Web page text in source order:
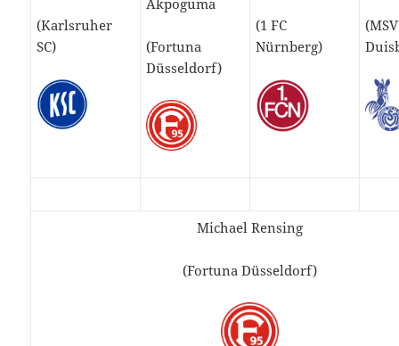
(Karlsruher
SC)
Akpoguma
(Fortuna
Düsseldorf)
(1 FC
Nürnberg)
(MSV
Michael Rensing
(Fortuna Düsseldorf)